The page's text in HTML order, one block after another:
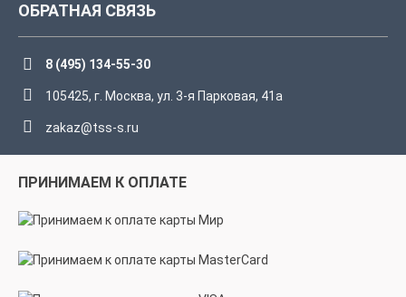
ОБРАТНАЯ СВЯЗЬ
8 (495) 134-55-30
105425, г. Москва, ул. 3-я Парковая, 41а
zakaz@tss-s.ru
ПРИНИМАЕМ К ОПЛАТЕ